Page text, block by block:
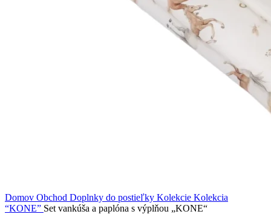
Domov Obchod Doplnky do postieľky Kolekcie Kolekcia
“KONE” Set vankúša a paplóna s výplňou „KONE“